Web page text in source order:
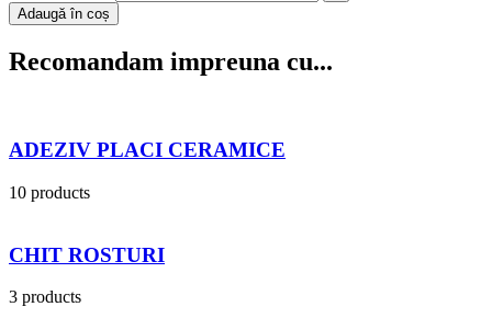
Adaugă în coș
Recomandam impreuna cu...
ADEZIV PLACI CERAMICE
10 products
CHIT ROSTURI
3 products